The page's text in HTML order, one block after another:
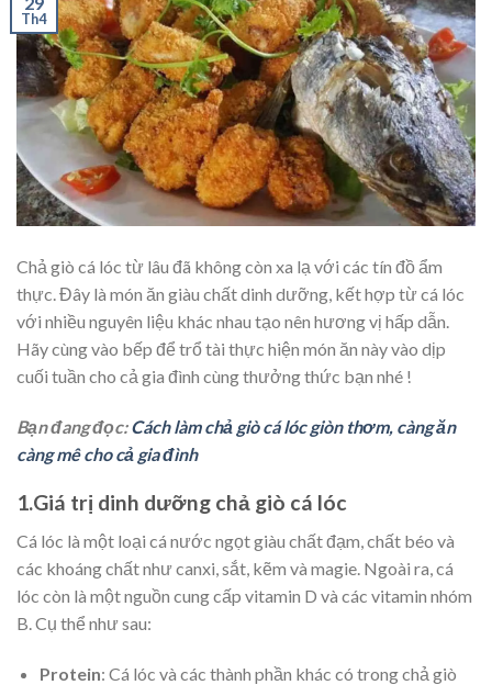
Th4
Chả giò cá lóc từ lâu đã không còn xa lạ với các tín đồ ẩm
thực. Đây là món ăn giàu chất dinh dưỡng, kết hợp từ cá lóc
với nhiều nguyên liệu khác nhau tạo nên hương vị hấp dẫn.
Hãy cùng vào bếp để trổ tài thực hiện món ăn này vào dịp
cuối tuần cho cả gia đình cùng thưởng thức bạn nhé !
Bạn đang đọc:Cách làm chả giò cá lóc giòn thơm, càng ăn
càng mê cho cả gia đình
1.Giá trị dinh dưỡng chả giò cá lóc
Cá lóc là một loại cá nước ngọt giàu chất đạm, chất béo và
các khoáng chất như canxi, sắt, kẽm và magie. Ngoài ra, cá
lóc còn là một nguồn cung cấp vitamin D và các vitamin nhóm
B. Cụ thể như sau:
Protein: Cá lóc và các thành phần khác có trong chả giò